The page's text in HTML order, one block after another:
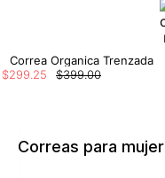
Correa Organica Trenzada
$399.00
$299 25
Correas para mujer